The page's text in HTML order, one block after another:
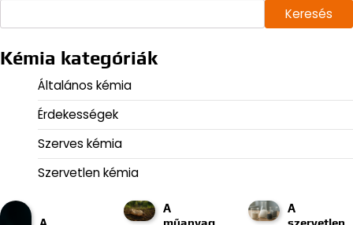
Keresés
Kémia kategóriák
Általános kémia
Érdekességek
Szerves kémia
Szervetlen kémia
A
A